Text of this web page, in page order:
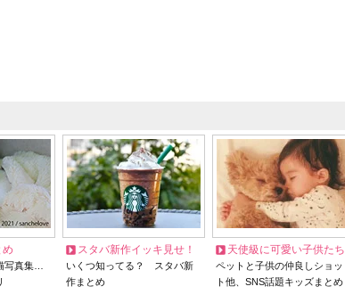
め
写真集…
スタバ新作イッキ見せ！
いくつ知ってる？ スタバ新
作まとめ
天使級に可愛い子供たち
ペットと子供の仲良しショッ
ト他、SNS話題キッズまとめ